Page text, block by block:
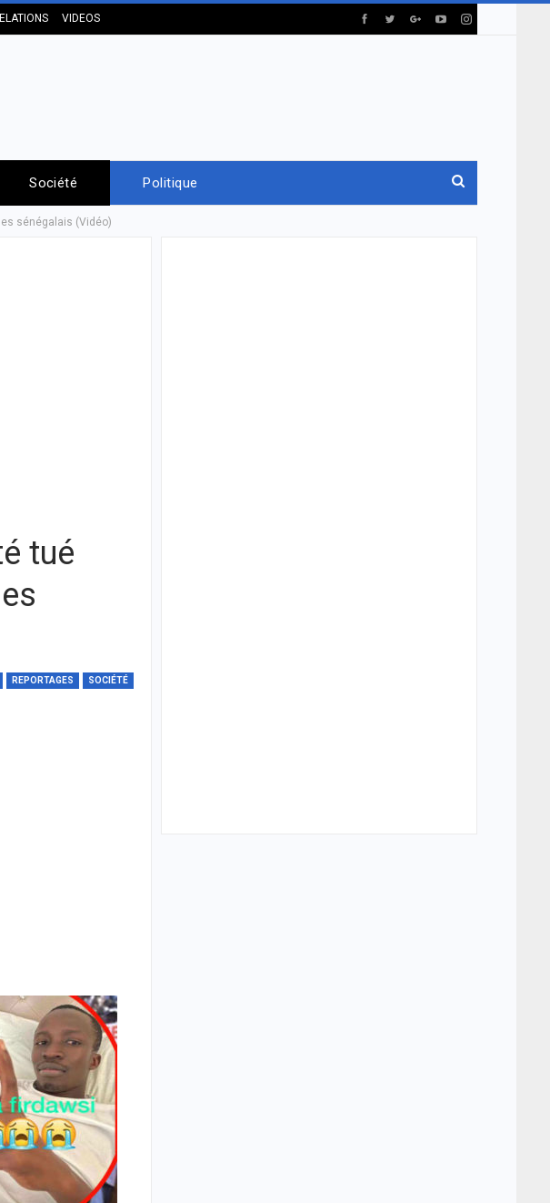
VIDEOS
Société Politique
sénégalais (Vidéo)
tué
REPORTAGES SOCIÉTÉ